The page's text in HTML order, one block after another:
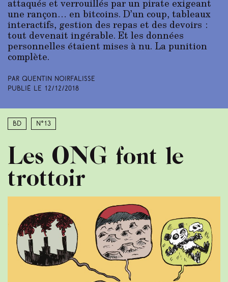
attaqués et verrouillés par un pirate exigeant
une rançon… en bitcoins. D’un coup, tableaux
interactifs, gestion des repas et des devoirs :
tout devenait ingérable. Et les données
personnelles étaient mises à nu. La punition
complète.
Par Quentin Noirfalisse
Publié le 12/12/2018
BD N°13
Les ONG font le
trottoir